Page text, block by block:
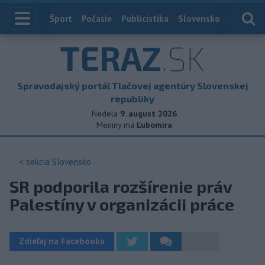
Index
Šport Počasie Publicistika Slovensko
TERAZ.SK
Spravodajský portál Tlačovej agentúry Slovenskej
republiky
Nedela 9. august 2026
Meniny má Ľubomíra
< sekcia Slovensko
SR podporila rozšírenie práv
Palestíny v organizácii práce
Zdieľaj na Facebooku